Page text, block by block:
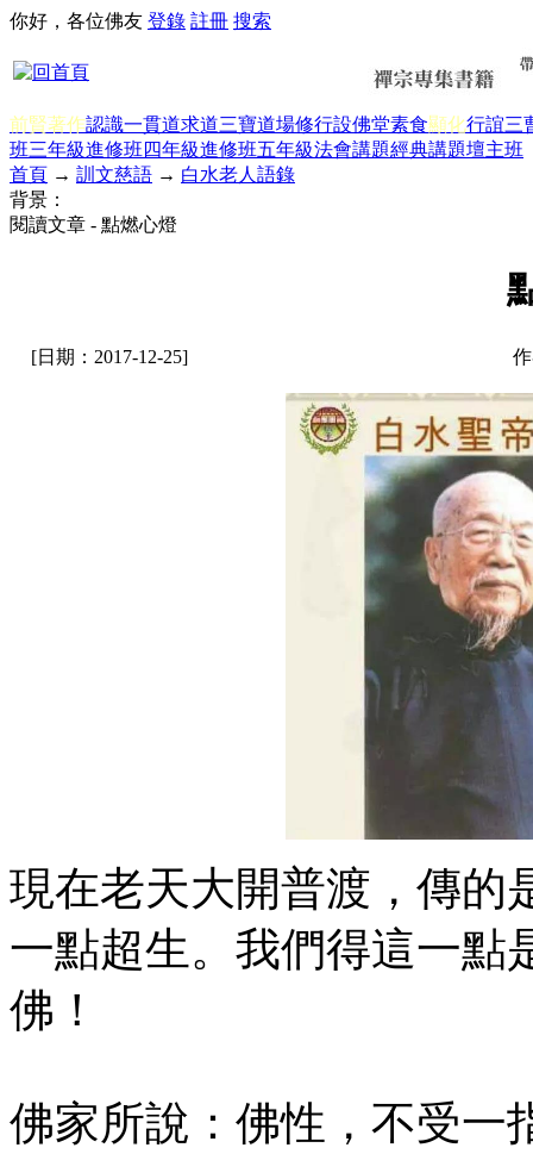
你好，各位佛友 登錄 註冊 搜索
前賢著作認識一貫道求道三寶道場修行設佛堂素食顯化行誼三
班三年級進修班四年級進修班五年級法會講題經典講題壇主班
首頁 → 訓文慈語 → 白水老人語錄
背景：
閱讀文章 - 點燃心燈
[日期：2017-12-25]
現在老天大開普渡，傳的
一點超生。我們得這一點
佛！
佛家所說：佛性，不受一